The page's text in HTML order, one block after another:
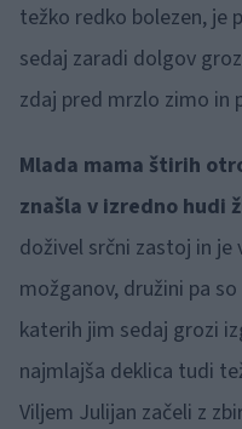
težko redko bolezen, je
sedaj zaradi dolgov
zdaj pred mrzlo zimo in
Mlada mama štirih
znašla v izredno hudi
doživel srčni zastoj in
možganov, družini pa
katerih jim sedaj grozi
najmlajša deklica tudi
Viljem Julijan začeli z